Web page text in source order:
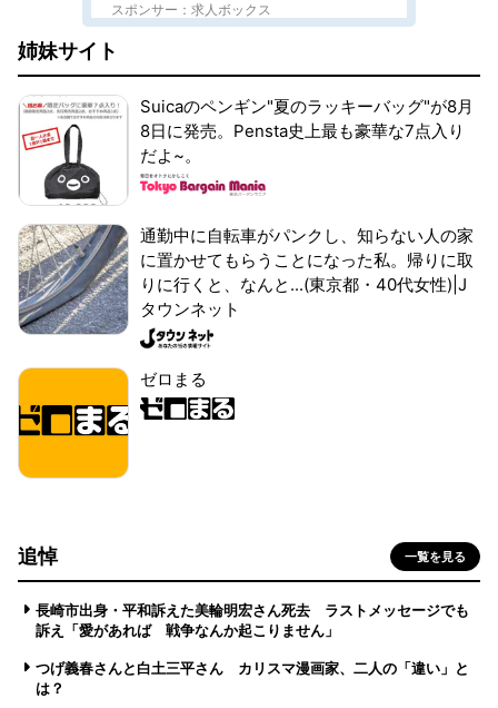
スポンサー：求人ボックス
姉妹サイト
Suicaのペンギン"夏のラッキーバッグ"が8月
8日に発売。Pensta史上最も豪華な7点入り
だよ~。
通勤中に自転車がパンクし、知らない人の家
に置かせてもらうことになった私。帰りに取
りに行くと、なんと...(東京都・40代女性)|J
タウンネット
ゼロまる
追悼 一覧を見る
長崎市出身・平和訴えた美輪明宏さん死去 ラストメッセージでも
訴え「愛があれば 戦争なんか起こりません」
つげ義春さんと白土三平さん カリスマ漫画家、二人の「違い」と
は？